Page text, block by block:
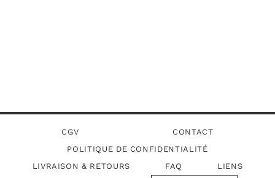
CGV
CONTACT
POLITIQUE DE CONFIDENTIALITÉ
LIVRAISON & RETOURS
FAQ LIENS